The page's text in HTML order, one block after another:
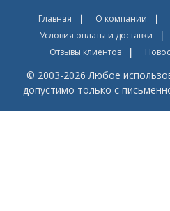
Главная О компании
Условия оплаты и доставки
Отзывы клиентов
© 2003-2026 Любое
допустимо только с